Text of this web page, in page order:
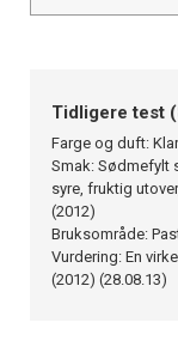
Tidligere test
Farge og duft:
Smak: Sødmefylt
syre, fruktig
(2012)
Bruksområde:
Vurdering: En
(2012) (28.08.13)